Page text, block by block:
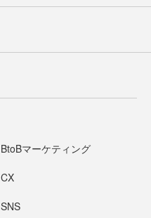
BtoBマーケティング
CX
SNS